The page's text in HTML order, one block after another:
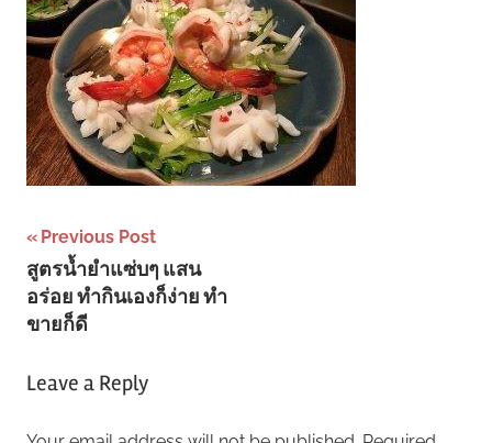
Post
navigation
Previous Post
สูตรน้ำยำแซ่บๆ แสน
อร่อย ทำกินเองก็ง่าย ทำ
ขายก็ดี
Leave a Reply